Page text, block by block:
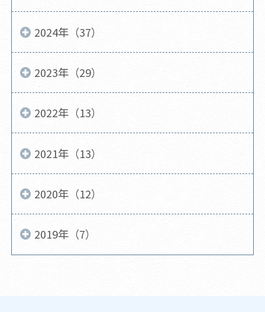
2024年（37）
2023年（29）
2022年（13）
2021年（13）
2020年（12）
2019年（7）